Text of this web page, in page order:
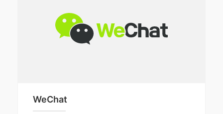
WeChat